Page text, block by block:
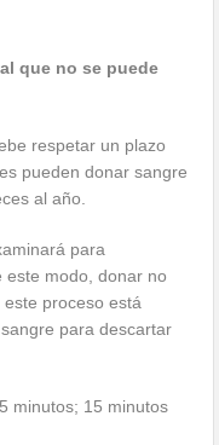
que no se puede
respetar un plazo
pueden donar sangre
al año.
para
este modo, donar no
proceso está
para descartar
minutos; 15 minutos